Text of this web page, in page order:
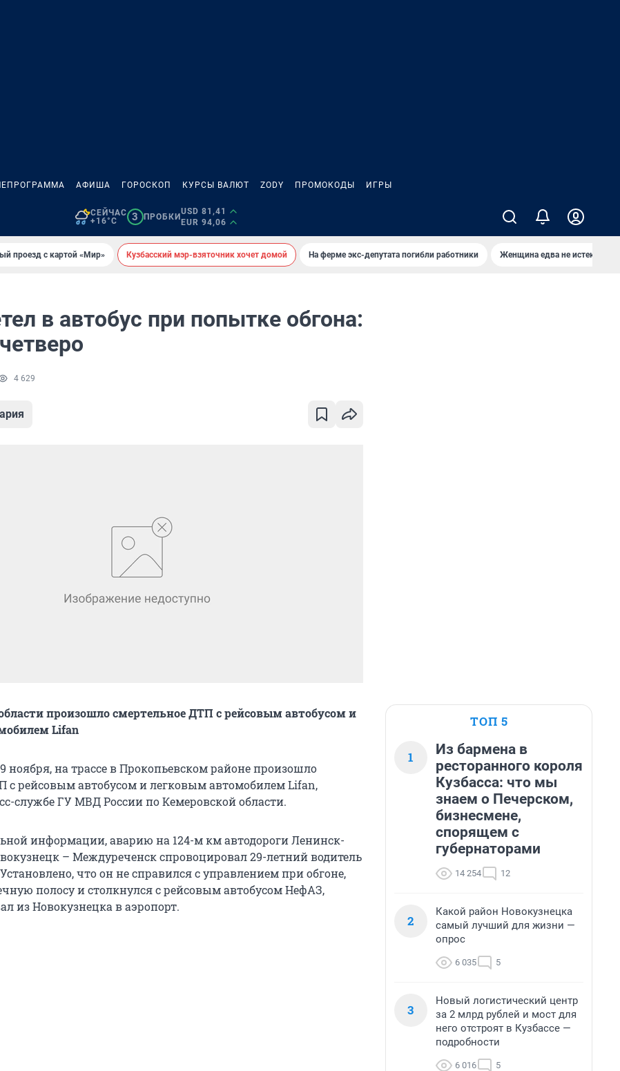
АФИША ГОРОСКОП КУРСЫ ВАЛЮТ ZODY ПРОМОКОДЫ ИГРЫ
СЕЙЧАС
+16°C
3 ПРОБКИ
USD 81,41
EUR 94,06
проезд с картой «Мир» Кузбасский мэр-взяточник хочет домой На ферме экс-депутата погибли работники Женщина едва не истекла
в автобус при попытке обгона:
4 629
произошло смертельное ДТП с рейсовым автобусом и
Lifan
ноября, на трассе в Прокопьевском районе произошло
с рейсовым автобусом и легковым автомобилем Lifan,
службе ГУ МВД России по Кемеровской области.
информации, аварию на 124-м км автодороги Ленинск-
– Междуреченск спровоцировал 29-летний водитель
что он не справился с управлением при обгоне,
полосу и столкнулся с рейсовым автобусом НефАЗ,
из Новокузнецка в аэропорт.
ТОП 5
1
Из бармена в
ресторанного короля
Кузбасса: что мы
знаем о Печерском,
бизнесмене,
спорящем с
губернаторами
14 254 12
2
Какой район Новокузнецка
самый лучший для жизни —
опрос
6 035 5
3
Новый логистический центр
за 2 млрд рублей и мост для
него отстроят в Кузбассе —
подробности
6 016 5